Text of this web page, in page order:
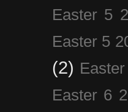
Easter 5
Easter 5
(2)
Easter 6